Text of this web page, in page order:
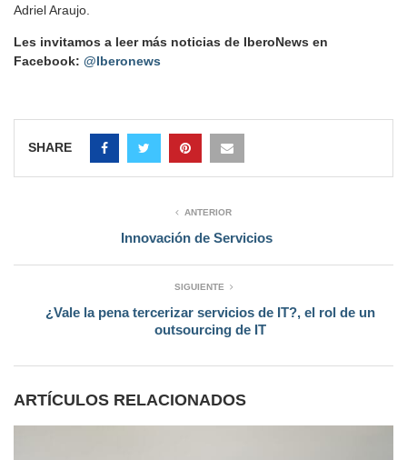
Adriel Araujo.
Les invitamos a leer más noticias de IberoNews en
Facebook: @Iberonews
SHARE
ANTERIOR
Innovación de Servicios
SIGUIENTE
¿Vale la pena tercerizar servicios de IT?, el rol de un
outsourcing de IT
ARTÍCULOS RELACIONADOS